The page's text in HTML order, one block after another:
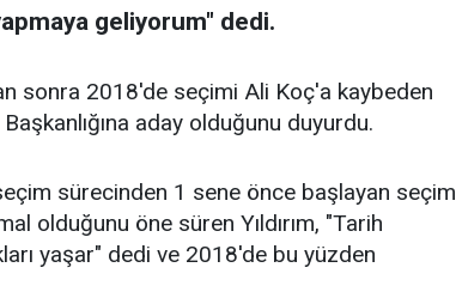
geliyorum" dedi.
sonra 2018'de seçimi Ali Koç'a kaybeden
aday olduğunu duyurdu.
sürecinden 1 sene önce başlayan seçim
olduğunu öne süren Yıldırım, "Tarih
yaşar" dedi ve 2018'de bu yüzden